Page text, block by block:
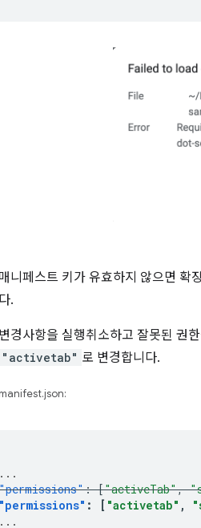
매니페스트 키가 유효하지 않으면 확
다.
변경사항을 실행취소하고 잘못된 권
"activetab" 로 변경합니다.
manifest.json:
...
: ["activeTab",
"permissions" : [ "activetab" ,
...